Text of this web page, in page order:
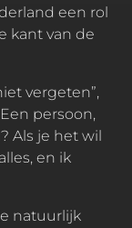
een rol
kant van de
vergeten”,
persoon,
Als je het wil
en ik
natuurlijk